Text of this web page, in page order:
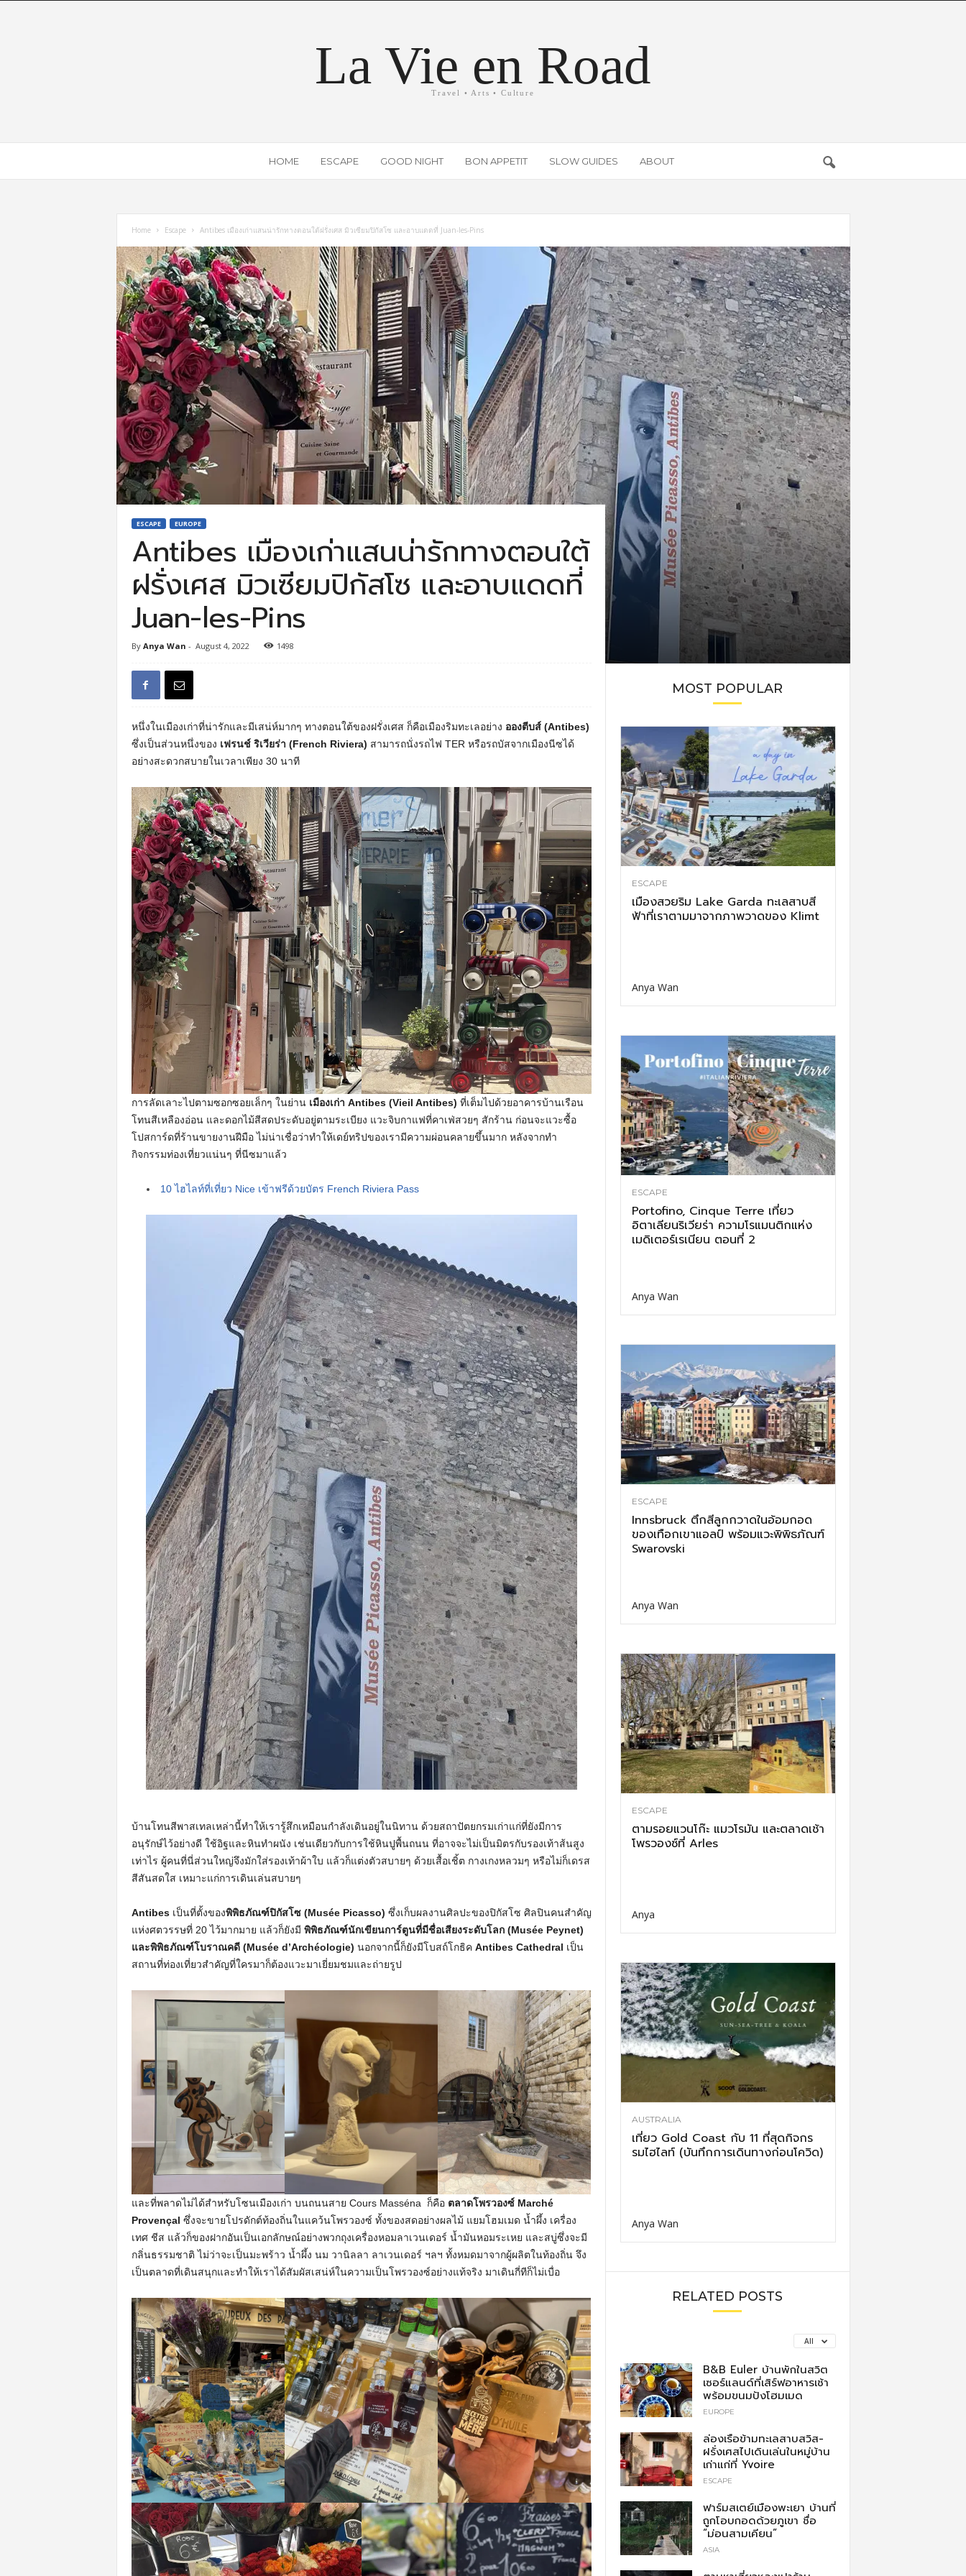
La Vie en Road
Travel • Arts • Culture
HOME ESCAPE GOOD NIGHT BON APPETIT SLOW GUIDES ABOUT
Home Escape Antibes เมืองเก่าแสนน่ารักทางตอนใต้ฝรั่งเศส มิวเซียมปิกัสโซ และอาบแดดที่ Juan-les-Pins
ESCAPE EUROPE
Antibes เมืองเก่าแสนน่ารักทางตอนใต้
ฝรั่งเศส มิวเซียมปิกัสโซ และอาบแดดที่
Juan-les-Pins
By Anya Wan - August 4, 2022 1498
หนึ่งในเมืองเก่าที่น่ารักและมีเสน่ห์มากๆ ทางตอนใต้ของฝรั่งเศส ก็คือเมืองริมทะเลอย่าง อองตีบส์ (Antibes)
ซึ่งเป็นส่วนหนึ่งของ เฟรนช์ ริเวียร่า (French Riviera) สามารถนั่งรถไฟ TER หรือรถบัสจากเมืองนีซได้
อย่างสะดวกสบายในเวลาเพียง 30 นาที
การลัดเลาะไปตามซอกซอยเล็กๆ ในย่าน เมืองเก่า Antibes (Vieil Antibes) ที่เต็มไปด้วยอาคารบ้านเรือน
โทนสีเหลืองอ่อน และดอกไม้สีสดประดับอยู่ตามระเบียง แวะจิบกาแฟที่คาเฟ่สวยๆ สักร้าน ก่อนจะแวะซื้อ
โปสการ์ดที่ร้านขายงานฝีมือ ไม่น่าเชื่อว่าทำให้เดย์ทริปของเรามีความผ่อนคลายขึ้นมาก หลังจากทำ
กิจกรรมท่องเที่ยวแน่นๆ ที่นีซมาแล้ว
10 ไฮไลท์ที่เที่ยว Nice เข้าฟรีด้วยบัตร French Riviera Pass
บ้านโทนสีพาสเทลเหล่านี้ทำให้เรารู้สึกเหมือนกำลังเดินอยู่ในนิทาน ด้วยสถาปัตยกรมเก่าแก่ที่ยังมีการ
อนุรักษ์ไว้อย่างดี ใช้อิฐและหินทำผนัง เช่นเดียวกับการใช้หินปูพื้นถนน ที่อาจจะไม่เป็นมิตรกับรองเท้าส้นสูง
เท่าไร ผู้คนที่นี่ส่วนใหญ่จึงมักใส่รองเท้าผ้าใบ แล้วก็แต่งตัวสบายๆ ด้วยเสื้อเชิ้ต กางเกงหลวมๆ หรือไม่ก็เดรส
สีสันสดใส เหมาะแก่การเดินเล่นสบายๆ
Antibesเป็นที่ตั้งของพิพิธภัณฑ์ปิกัสโซ (Musée Picasso) ซึ่งเก็บผลงานศิลปะของปิกัสโซ ศิลปินคนสำคัญ
แห่งศตวรรษที่ 20 ไว้มากมาย แล้วก็ยังมี พิพิธภัณฑ์นักเขียนการ์ตูนที่มีชื่อเสียงระดับโลก (Musée Peynet)
และพิพิธภัณฑ์โบราณคดี (Musée d’Archéologie) นอกจากนี้ก็ยังมีโบสถ์โกธิค Antibes Cathedral เป็น
สถานที่ท่องเที่ยวสำคัญที่ใครมาก็ต้องแวะมาเยี่ยมชมและถ่ายรูป
และที่พลาดไม่ได้สำหรับโซนเมืองเก่า บนถนนสาย Cours Masséna ก็คือ ตลาดโพรวองซ์ Marché
Provençal ซึ่งจะขายโปรดักต์ท้องถิ่นในแคว้นโพรวองซ์ ทั้งของสดอย่างผลไม้ แยมโฮมเมด น้ำผึ้ง เครื่อง
เทศ ชีส แล้วก็ของฝากอันเป็นเอกลักษณ์อย่างพวกถุงเครื่องหอมลาเวนเดอร์ น้ำมันหอมระเหย และสบู่ซึ่งจะมี
กลิ่นธรรมชาติ ไม่ว่าจะเป็นมะพร้าว น้ำผึ้ง นม วานิลลา ลาเวนเดอร์ ฯลฯ ทั้งหมดมาจากผู้ผลิตในท้องถิ่น จึง
เป็นตลาดที่เดินสนุกและทำให้เราได้สัมผัสเสน่ห์ในความเป็นโพรวองซ์อย่างแท้จริง มาเดินกี่ทีก็ไม่เบื่อ
MOST POPULAR
ESCAPE
เมืองสวยริม Lake Garda ทะเลสาบสี
ฟ้าที่เราตามมาจากภาพวาดของ Klimt
Anya Wan
ESCAPE
Portofino, Cinque Terre เที่ยว
อิตาเลียนริเวียร่า ความโรแมนติกแห่ง
เมดิเตอร์เรเนียน ตอนที่ 2
Anya Wan
ESCAPE
Innsbruck ตึกสีลูกกวาดในอ้อมกอด
ของเทือกเขาแอลป์ พร้อมแวะพิพิธภัณฑ์
Swarovski
Anya Wan
ESCAPE
ตามรอยแวนโก๊ะ แมวโรมัน และตลาดเช้า
โพรวองซ์ที่ Arles
Anya
AUSTRALIA
เที่ยว Gold Coast กับ 11 ที่สุดกิจกร
รมไฮไลท์ (บันทึกการเดินทางก่อนโควิด)
Anya Wan
RELATED POSTS
All
B&B Euler บ้านพักในสวิต
เซอร์แลนด์ที่เสิร์ฟอาหารเช้า
พร้อมขนมปังโฮมเมด
EUROPE
ล่องเรือข้ามทะเลสาบสวิส-
ฝรั่งเศสไปเดินเล่นในหมู่บ้าน
เก่าแก่ที่ Yvoire
ESCAPE
ฟาร์มสเตย์เมืองพะเยา บ้านที่
ถูกโอบกอดด้วยภูเขา ชื่อ
“ม่อนสามเคียน”
ASIA